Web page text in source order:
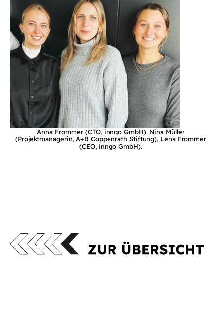
Anna Frommer (CTO, inngo GmbH), Nina Müller
(Projektmanagerin, A+B Coppenrath Stiftung), Lena Frommer
(CEO, inngo GmbH).